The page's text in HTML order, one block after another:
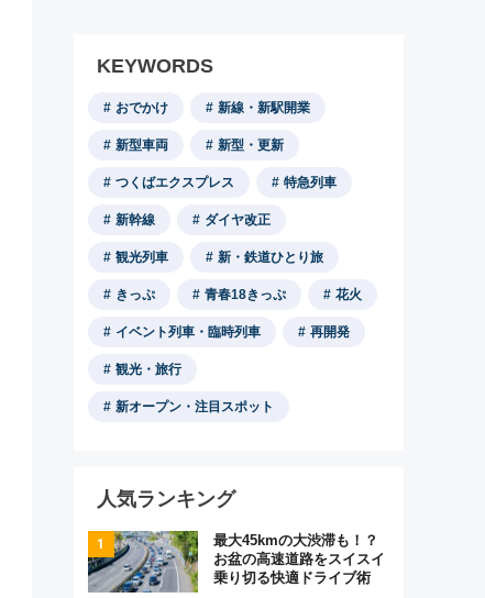
KEYWORDS
おでかけ 新線・新駅開業
新型車両 新型・更新
つくばエクスプレス 特急列車
新幹線 ダイヤ改正
観光列車 新・鉄道ひとり旅
きっぷ 青春18きっぷ 花火
イベント列車・臨時列車 再開発
観光・旅行
新オープン・注目スポット
人気ランキング
最大45kmの大渋滞も！？
お盆の高速道路をスイスイ
乗り切る快適ドライブ術